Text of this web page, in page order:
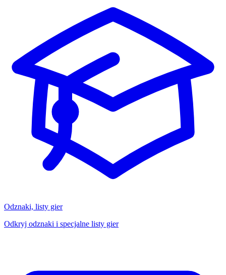
Odznaki, listy gier
Odkryj odznaki i specjalne listy gier